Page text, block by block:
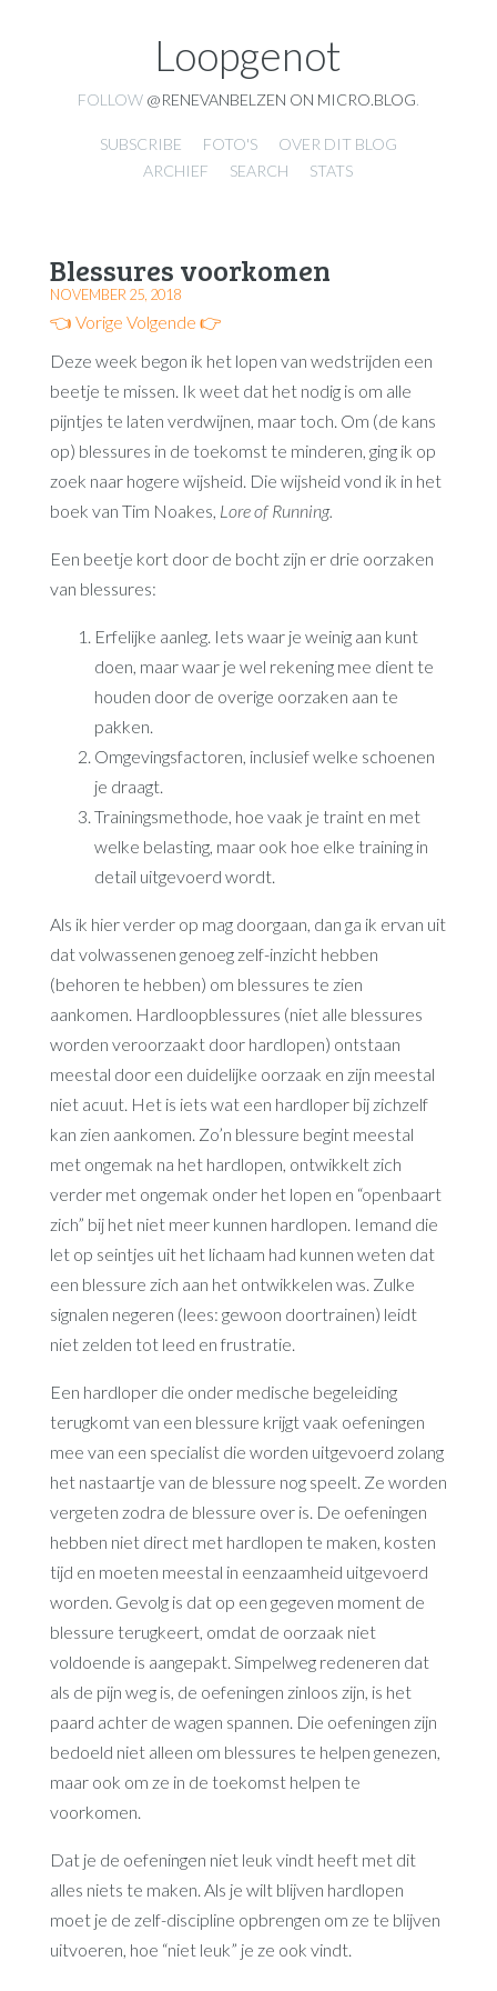
Loopgenot
FOLLOW @RENEVANBELZEN ON MICRO.BLOG
SUBSCRIBE FOTO'S
OVER DIT BLOG
ARCHIEF
SEARCH STATS
Blessures voorkomen
NOVEMBER 25, 2018
👈 Vorige Volgende 👉
Deze week begon ik het lopen van wedstrijden een
beetje te missen. Ik weet dat het nodig is om alle
pijntjes te laten verdwijnen, maar toch. Om (de kans
op) blessures in de toekomst te minderen, ging ik op
zoek naar hogere wijsheid. Die wijsheid vond ik in het
boek van Tim Noakes, Lore of Running.
Een beetje kort door de bocht zijn er drie oorzaken
van blessures:
Erfelijke aanleg. Iets waar je weinig aan kunt
doen, maar waar je wel rekening mee dient te
houden door de overige oorzaken aan te
pakken.
Omgevingsfactoren, inclusief welke schoenen
je draagt.
Trainingsmethode, hoe vaak je traint en met
welke belasting, maar ook hoe elke training in
detail uitgevoerd wordt.
Als ik hier verder op mag doorgaan, dan ga ik ervan uit
dat volwassenen genoeg zelf-inzicht hebben
(behoren te hebben) om blessures te zien
aankomen. Hardloopblessures (niet alle blessures
worden veroorzaakt door hardlopen) ontstaan
meestal door een duidelijke oorzaak en zijn meestal
niet acuut. Het is iets wat een hardloper bij zichzelf
kan zien aankomen. Zo’n blessure begint meestal
met ongemak na het hardlopen, ontwikkelt zich
verder met ongemak onder het lopen en “openbaart
zich” bij het niet meer kunnen hardlopen. Iemand die
let op seintjes uit het lichaam had kunnen weten dat
een blessure zich aan het ontwikkelen was. Zulke
signalen negeren (lees: gewoon doortrainen) leidt
niet zelden tot leed en frustratie.
Een hardloper die onder medische begeleiding
terugkomt van een blessure krijgt vaak oefeningen
mee van een specialist die worden uitgevoerd zolang
het nastaartje van de blessure nog speelt. Ze worden
vergeten zodra de blessure over is. De oefeningen
hebben niet direct met hardlopen te maken, kosten
tijd en moeten meestal in eenzaamheid uitgevoerd
worden. Gevolg is dat op een gegeven moment de
blessure terugkeert, omdat de oorzaak niet
voldoende is aangepakt. Simpelweg redeneren dat
als de pijn weg is, de oefeningen zinloos zijn, is het
paard achter de wagen spannen. Die oefeningen zijn
bedoeld niet alleen om blessures te helpen genezen,
maar ook om ze in de toekomst helpen te
voorkomen.
Dat je de oefeningen niet leuk vindt heeft met dit
alles niets te maken. Als je wilt blijven hardlopen
moet je de zelf-discipline opbrengen om ze te blijven
uitvoeren, hoe “niet leuk” je ze ook vindt.